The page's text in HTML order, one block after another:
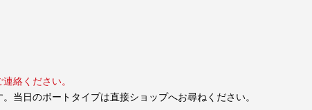
絡ください。
当日のボートタイプは直接ショップへお尋ねください。